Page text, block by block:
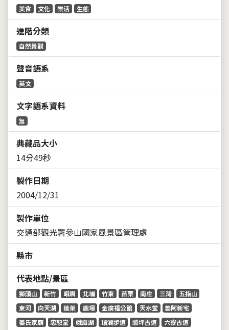
美食 文化 樂活 生態
進階分類
自然景觀
聲音語系
英文
文字語系資料
無
典藏品大小
14分49秒
製作日期
2004/12/31
製作單位
交通部觀光署參山國家風景區管理處
縣市
代表地點/景區
獅頭山 新竹 峨眉 北埔 竹東 苗栗 南庄 三灣
五指山
東河
向天湖 蓬萊 鹿場 金廣福公館 天水堂
姜阿新宅
姜氏家廟
忠恕堂 峨眉湖 環湖步道 滕坪古道
六寮古道